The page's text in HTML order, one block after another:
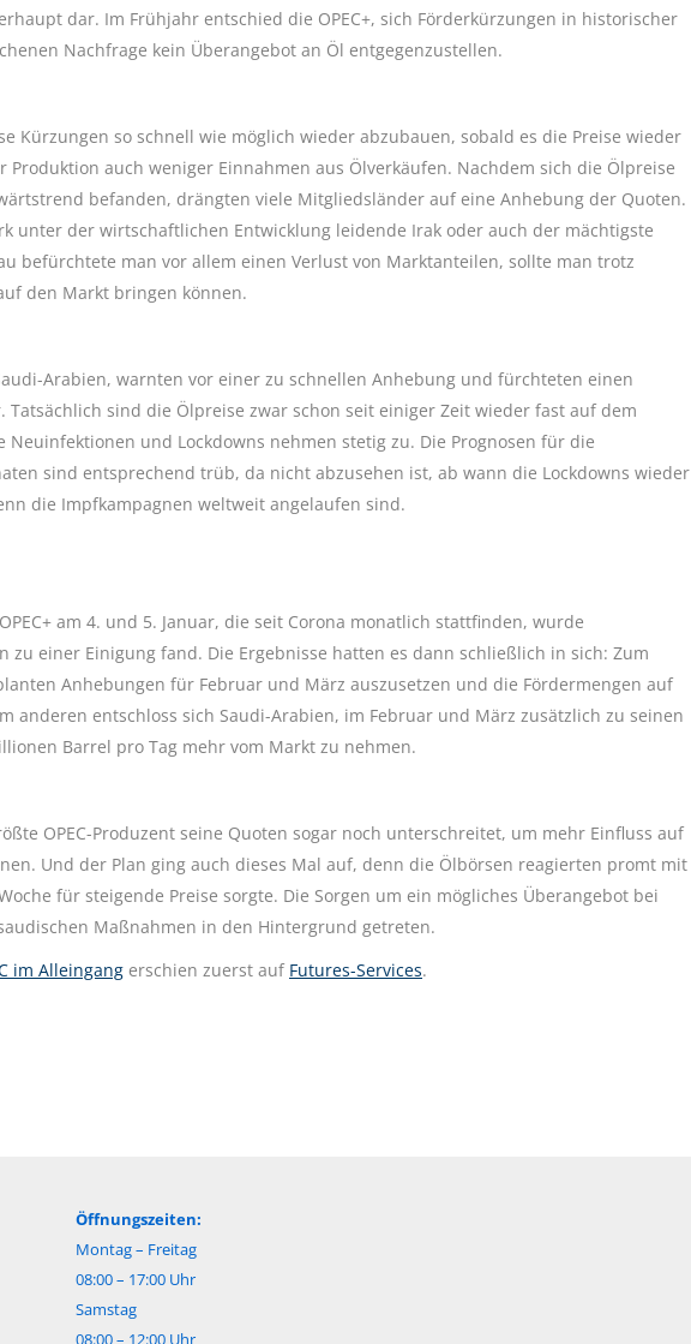
dar. Im Frühjahr entschied die OPEC+, sich Förderkürzungen in historischer
Nachfrage kein Überangebot an Öl entgegenzustellen.
Kürzungen so schnell wie möglich wieder abzubauen, sobald es die Preise wieder
auch weniger Einnahmen aus Ölverkäufen. Nachdem sich die Ölpreise
befanden, drängten viele Mitgliedsländer auf eine Anhebung der Quoten.
unter der wirtschaftlichen Entwicklung leidende Irak oder auch der mächtigste
befürchtete man vor allem einen Verlust von Marktanteilen, sollte man trotz
den Markt bringen können.
Arabien, warnten vor einer zu schnellen Anhebung und fürchteten einen
sind die Ölpreise zwar schon seit einiger Zeit wieder fast auf dem
Neuinfektionen und Lockdowns nehmen stetig zu. Die Prognosen für die
sind entsprechend trüb, da nicht abzusehen ist, ab wann die Lockdowns wieder
die Impfkampagnen weltweit angelaufen sind.
am 4. und 5. Januar, die seit Corona monatlich stattfinden, wurde
einer Einigung fand. Die Ergebnisse hatten es dann schließlich in sich: Zum
Anhebungen für Februar und März auszusetzen und die Fördermengen auf
anderen entschloss sich Saudi-Arabien, im Februar und März zusätzlich zu seinen
Barrel pro Tag mehr vom Markt zu nehmen.
OPEC-Produzent seine Quoten sogar noch unterschreitet, um mehr Einfluss auf
Und der Plan ging auch dieses Mal auf, denn die Ölbörsen reagierten promt mit
für steigende Preise sorgte. Die Sorgen um ein mögliches Überangebot bei
Maßnahmen in den Hintergrund getreten.
im Alleingang erschien zuerst auf Futures-Services.
Öffnungszeiten:
Montag – Freitag
08:00 – 17:00 Uhr
Samstag
08:00 – 12:00 Uhr